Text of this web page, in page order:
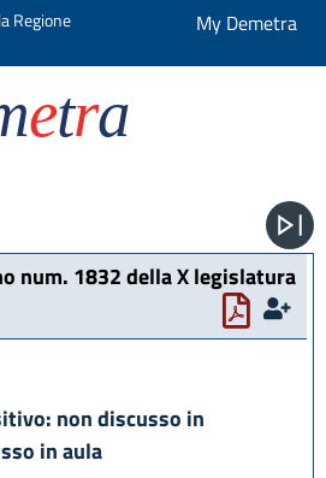
Regione
My Demetra
etra
num. 1832 della X legislatura
non discusso in
in aula